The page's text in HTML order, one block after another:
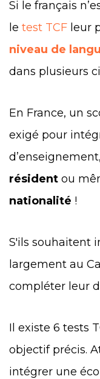
Si le français
le test TCF leur
niveau de
dans plusieurs
En France, un
exigé pour
résident ou
nationalité !
S'ils souhaitent
largement au
compléter leur
Il existe 6 tests
objectif précis.
intégrer une